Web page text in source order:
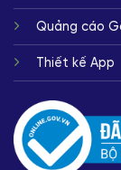
Quảng cáo
Thiết kế App